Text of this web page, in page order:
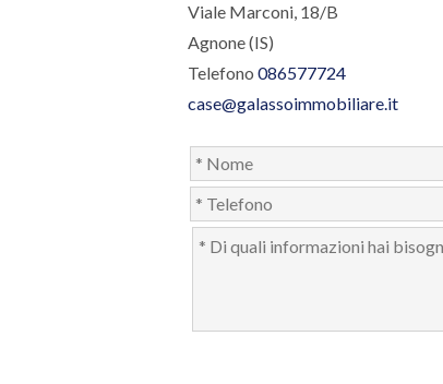
Viale Marconi, 18/B
Agnone (IS)
Telefono 086577724
case@galassoimmobiliare.it